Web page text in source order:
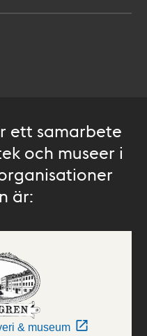
ett samarbete
och museer i
är:
& museum